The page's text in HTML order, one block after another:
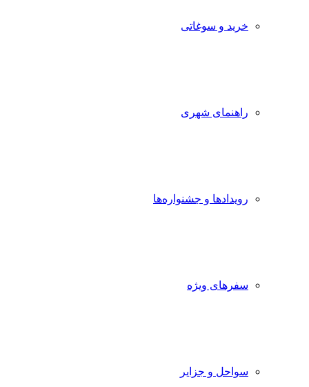
خرید و سوغاتی
راهنمای شهری
رویدادها و جشنواره‌ها
سفرهای ویژه
سواحل و جزایر